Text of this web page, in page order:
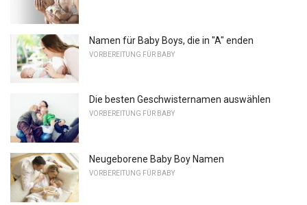
Namen für Baby Boys, die in "A" enden
VORBEREITUNG FÜR BABY
Die besten Geschwisternamen auswählen
VORBEREITUNG FÜR BABY
Neugeborene Baby Boy Namen
VORBEREITUNG FÜR BABY